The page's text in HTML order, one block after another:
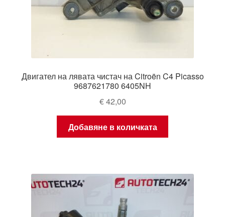
Двигател на лявата чистач на Citroën C4 Picasso
9687621780 6405NH
€42,00
Добавяне в количката